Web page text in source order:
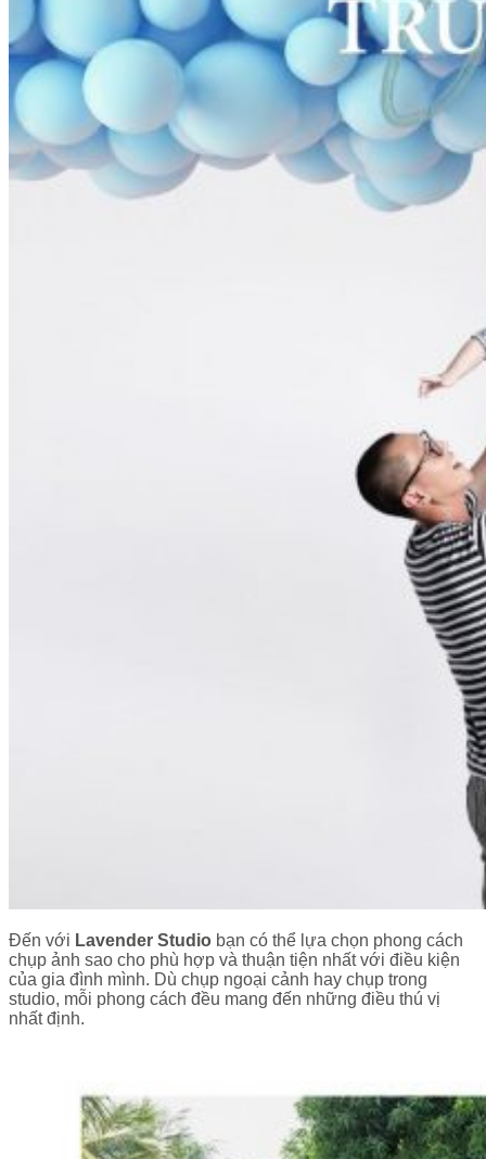
Đến với Lavender Studio bạn có thể lựa chọn phong cách
chụp ảnh sao cho phù hợp và thuận tiện nhất với điều kiện
của gia đình mình. Dù chụp ngoại cảnh hay chụp trong
studio, mỗi phong cách đều mang đến những điều thú vị
nhất định.